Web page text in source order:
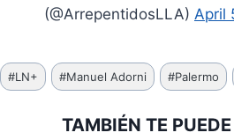
(@ArrepentidosLLA) April
Etiquetas
de
#LN+ #Manuel Adorni #Palermo
TAMBIÉN TE